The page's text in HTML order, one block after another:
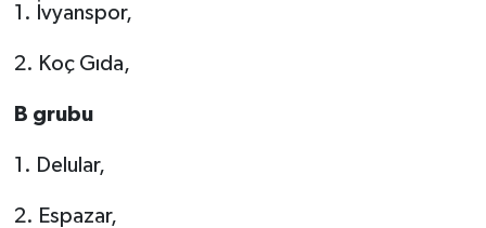
1. İvyanspor,
2. Koç Gıda,
B grubu
1. Delular,
2. Espazar,